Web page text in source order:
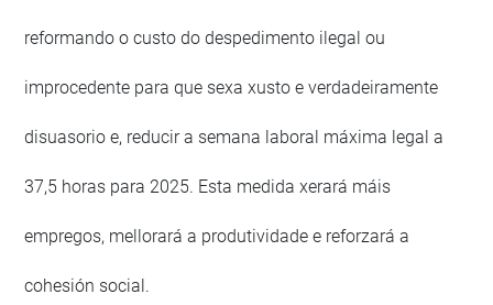
reformando o custo do despedimento ilegal ou
improcedente para que sexa xusto e verdadeiramente
disuasorio e, reducir a semana laboral máxima legal a
37,5 horas para 2025. Esta medida xerará máis
empregos, mellorará a produtividade e reforzará a
cohesión social.